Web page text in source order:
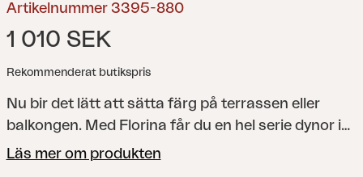
Artikelnummer 3395-880
1 010 SEK
Rekommenderat butikspris
Nu bir det lätt att sätta färg på terrassen eller
balkongen. Med Florina får du en hel serie dynor i
varierande färger, som gör både matstolen,
Läs mer om produkten